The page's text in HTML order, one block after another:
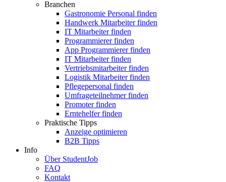
Branchen
Gastronomie Personal finden
Handwerk Mitarbeiter finden
IT Mitarbeiter finden
Programmierer finden
App Programmierer finden
IT Mitarbeiter finden
Vertriebsmitarbeiter finden
Logistik Mitarbeiter finden
Pflegepersonal finden
Umfrageteilnehmer finden
Promoter finden
Erntehelfer finden
Praktische Tipps
Anzeige optimieren
B2B Tipps
Info
Über StudentJob
FAQ
Kontakt